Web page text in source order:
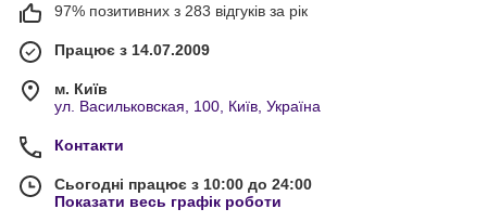
97% позитивних з 283 відгуків за рік
Працює з 14.07.2009
м. Київ
ул. Васильковская, 100, Київ, Україна
Контакти
Сьогодні працює з 10:00 до 24:00
Показати весь графік роботи